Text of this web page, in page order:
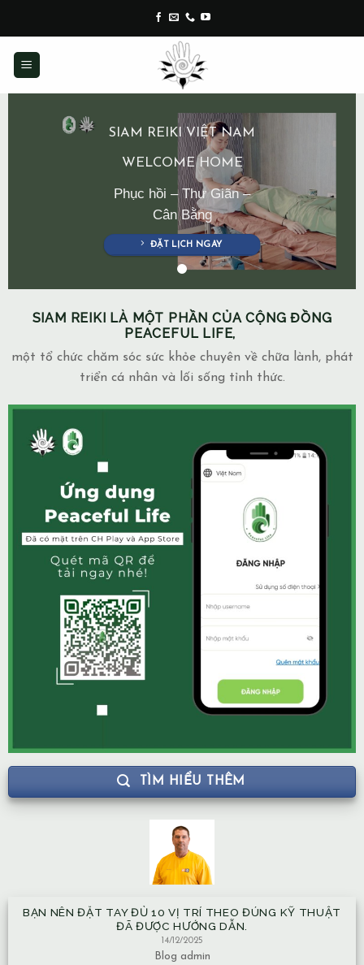
content
SIAM REIKI VIỆT NAM
WELCOME HOME
Phục hồi – Thư Giãn –
Cân Bằng
ĐẶT LỊCH NGAY
SIAM REIKI LÀ MỘT PHẦN CỦA CỘNG ĐỒNG
PEACEFUL LIFE,
một tổ chức chăm sóc sức khỏe chuyên về chữa lành, phát
triển cá nhân và lối sống tỉnh thức.
TÌM HIỂU THÊM
BẠN NÊN ĐẶT TAY ĐỦ 10 VỊ TRÍ THEO ĐÚNG KỸ THUẬT
ĐÃ ĐƯỢC HƯỚNG DẪN.
14/12/2025
Blogadmin